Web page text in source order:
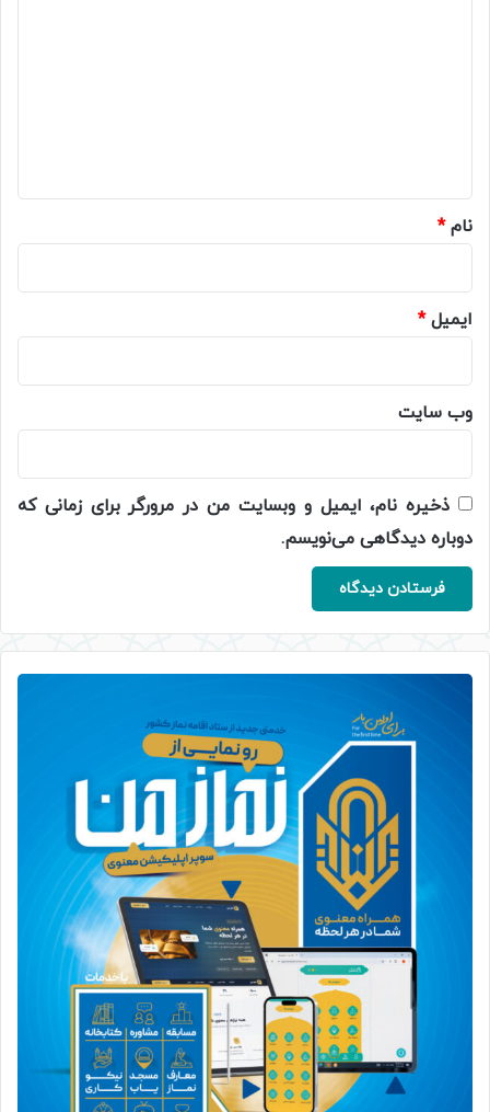
نام*
ایمیل*
وب‌ سایت
ذخیره نام، ایمیل و وبسایت من در مرورگر برای زمانی که
دوباره دیدگاهی می‌نویسم.